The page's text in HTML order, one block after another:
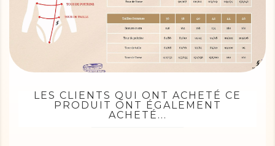
LES CLIENTS QUI ONT ACHETÉ CE
PRODUIT ONT ÉGALEMENT
ACHETÉ...